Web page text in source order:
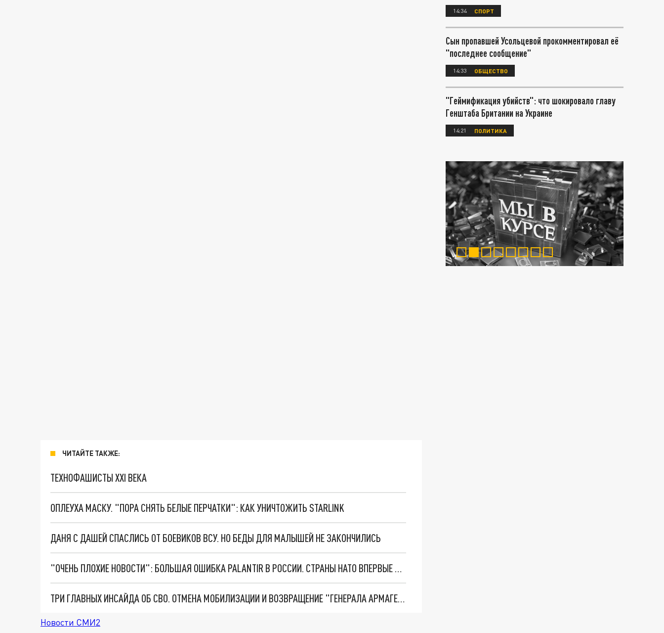
ЧИТАЙТЕ ТАКЖЕ:
ТЕХНОФАШИСТЫ XXI ВЕКА
ОПЛЕУХА МАСКУ. "ПОРА СНЯТЬ БЕЛЫЕ ПЕРЧАТКИ": КАК УНИЧТОЖИТЬ STARLINK
ДАНЯ С ДАШЕЙ СПАСЛИСЬ ОТ БОЕВИКОВ ВСУ. НО БЕДЫ ДЛЯ МАЛЫШЕЙ НЕ ЗАКОНЧИЛИСЬ
"ОЧЕНЬ ПЛОХИЕ НОВОСТИ": БОЛЬШАЯ ОШИБКА PALANTIR В РОССИИ. СТРАНЫ НАТО ВПЕРВЫЕ ЗА СВО ОСТАНОВИЛИ ПОСТАВКИ ОРУЖИЯ. ВСУ ТЕРЯЮТ ПРИГРАНИЧЬЕ?
ТРИ ГЛАВНЫХ ИНСАЙДА ОБ СВО. ОТМЕНА МОБИЛИЗАЦИИ И ВОЗВРАЩЕНИЕ "ГЕНЕРАЛА АРМАГЕДДОНА"? ОТЛИЧНЫЕ НОВОСТИ, КОТОРЫЕ ЖДАЛИ ВСЕ
Новости СМИ2
14:34 СПОРТ
Сын пропавшей Усольцевой прокомментировал её
"последнее сообщение"
14:33 ОБЩЕСТВО
"Геймификация убийств": что шокировало главу
Генштаба Британии на Украине
14:21 ПОЛИТИКА